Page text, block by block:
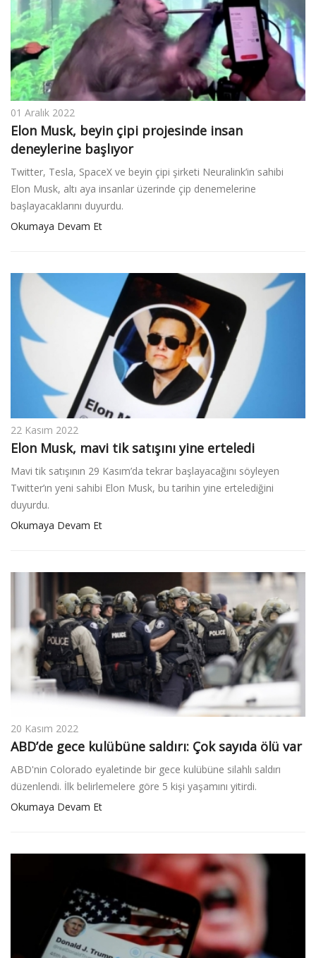
01 Aralık 2022
Elon Musk, beyin çipi projesinde insan
deneylerine başlıyor
Twitter, Tesla, SpaceX ve beyin çipi şirketi Neuralink’in sahibi
Elon Musk, altı aya insanlar üzerinde çip denemelerine
başlayacaklarını duyurdu.
Okumaya Devam Et
22 Kasım 2022
Elon Musk, mavi tik satışını yine erteledi
Mavi tik satışının 29 Kasım’da tekrar başlayacağını söyleyen
Twitter’ın yeni sahibi Elon Musk, bu tarihin yine ertelediğini
duyurdu.
Okumaya Devam Et
20 Kasım 2022
ABD’de gece kulübüne saldırı: Çok sayıda ölü var
ABD'nin Colorado eyaletinde bir gece kulübüne silahlı saldırı
düzenlendi. İlk belirlemelere göre 5 kişi yaşamını yitirdi.
Okumaya Devam Et